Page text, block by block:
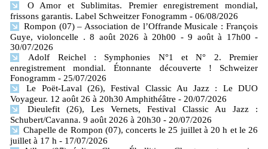
O Amor et Sublimitas. Premier enregistrement mondial,
frissons garantis. Label Schweitzer Fonogramm - 06/08/2026
Rompon (07) – Association de l’Offrande Musicale : François
Guye, violoncelle . 8 août 2026 à 20h00 - 9 août à 17h00 -
30/07/2026
Adolf Reichel : Symphonies N°1 et N° 2. Premier
enregistrement mondial. Étonnante découverte ! Schweizer
Fonogramm - 25/07/2026
Le Poët-Laval (26), Festival Classic Au Jazz : Le DUO
Voyageur. 12 août 26 à 20h30 Amphithéâtre - 20/07/2026
Dieulefit (26), Les Vernets, Festival Classic Au Jazz :
Schubert/Cavanna. 9 août 2026 à 20h30 - 20/07/2026
Chapelle de Rompon (07), concerts le 25 juillet à 20 h et le 26
juillet à 17 h - 17/07/2026